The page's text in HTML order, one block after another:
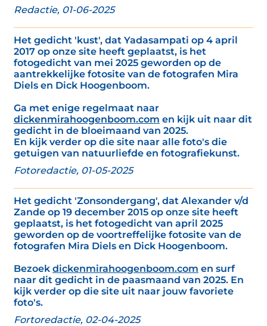
Redactie, 01-06-2025
Het gedicht 'kust', dat Yadasampati op 4 april
2017 op onze site heeft geplaatst, is het
fotogedicht van mei 2025 geworden op de
aantrekkelijke fotosite van de fotografen Mira
Diels en Dick Hoogenboom.
Ga met enige regelmaat naar
dickenmirahoogenboom.com en kijk uit naar dit
gedicht in de bloeimaand van 2025.
En kijk verder op die site naar alle foto's die
getuigen van natuurliefde en fotografiekunst.
Fotoredactie, 01-05-2025
Het gedicht 'Zonsondergang', dat Alexander v/d
Zande op 19 december 2015 op onze site heeft
geplaatst, is het fotogedicht van april 2025
geworden op de voortreffelijke fotosite van de
fotografen Mira Diels en Dick Hoogenboom.
Bezoek dickenmirahoogenboom.com en surf
naar dit gedicht in de paasmaand van 2025. En
kijk verder op die site uit naar jouw favoriete
foto's.
Fortoredactie, 02-04-2025